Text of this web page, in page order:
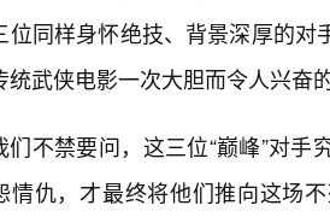
位同样身怀绝技、背景深厚的
统武侠电影一次大胆而令人兴奋
们不禁要问，这三位“巅峰”对
情仇，才最终将他们推向这场